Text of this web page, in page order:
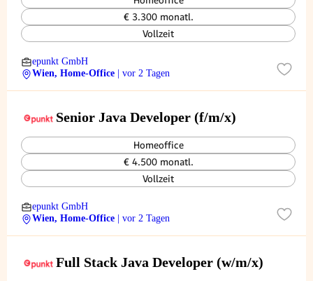
€ 3.300 monatl.
Vollzeit
epunkt GmbH
Wien, Home-Office
| vor 2 Tagen
Senior Java Developer (f/m/x)
Homeoffice
€ 4.500 monatl.
Vollzeit
epunkt GmbH
Wien, Home-Office
| vor 2 Tagen
Full Stack Java Developer (w/m/x)